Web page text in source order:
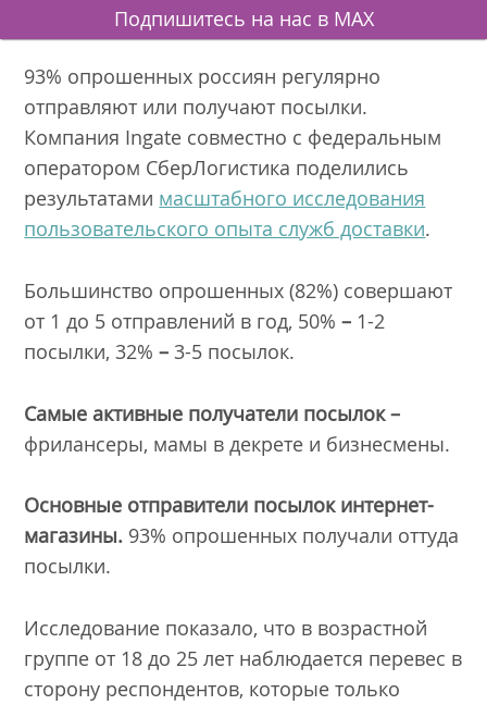
Подпишитесь на нас в MAX
93% опрошенных россиян регулярно
отправляют или получают посылки.
Компания Ingate совместно с федеральным
оператором СберЛогистика поделились
результатами масштабного исследования
пользовательского опыта служб доставки.
Большинство опрошенных (82%) совершают
от 1 до 5 отправлений в год, 50%– 1-2
посылки, 32%– 3-5 посылок.
Самые активные получатели посылок –
фрилансеры, мамы в декрете и бизнесмены.
Основные отправители посылок интернет-
магазины. 93% опрошенных получали оттуда
посылки.
Исследование показало, что в возрастной
группе от 18 до 25 лет наблюдается перевес в
сторону респондентов, которые только